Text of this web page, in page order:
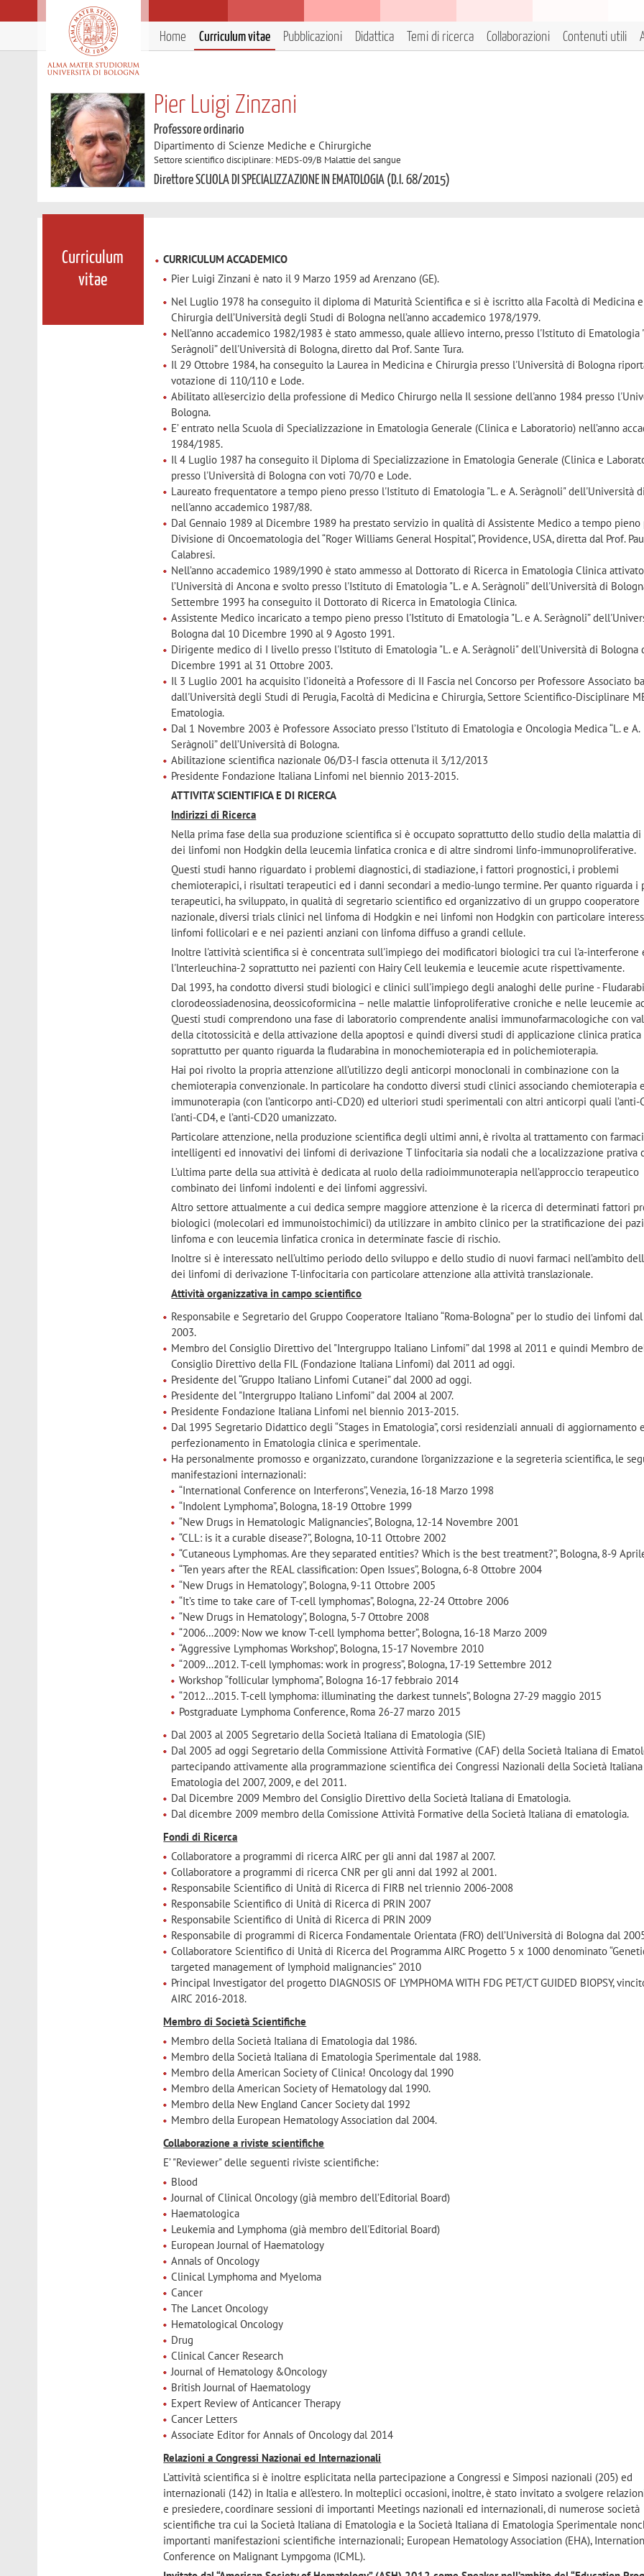
Home Curriculum vitae Pubblicazioni Didattica Temi di ricerca Collaborazioni Contenuti utili
Pier Luigi Zinzani
Professore ordinario
Dipartimento di Scienze Mediche e Chirurgiche
Settore scientifico disciplinare: MEDS-09/B Malattie del sangue
Direttore SCUOLA DI SPECIALIZZAZIONE IN EMATOLOGIA (D.I. 68/2015)
Curriculum
vitae
CURRICULUM ACCADEMICO
Pier Luigi Zinzani è nato il 9 Marzo 1959 ad Arenzano (GE).
Nel Luglio 1978 ha conseguito il diploma di Maturità Scientifica e si è iscritto alla Facoltà di Medicina e
Chirurgia dell’Università degli Studi di Bologna nell’anno accademico 1978/1979.
Nell’anno accademico 1982/1983 è stato ammesso, quale allievo interno, presso l'Istituto di Ematologia
Seràgnoli” dell'Università di Bologna, diretto dal Prof. Sante Tura.
Il 29 Ottobre 1984, ha conseguito la Laurea in Medicina e Chirurgia presso l'Università di Bologna
votazione di 110/110 e Lode.
Abilitato all'esercizio della professione di Medico Chirurgo nella Il sessione dell'anno 1984 presso
Bologna.
E’ entrato nella Scuola di Specializzazione in Ematologia Generale (Clinica e Laboratorio) nell’anno
1984/1985.
Il 4 Luglio 1987 ha conseguito il Diploma di Specializzazione in Ematologia Generale (Clinica e
presso l'Università di Bologna con voti 70/70 e Lode.
Laureato frequentatore a tempo pieno presso l'Istituto di Ematologia "L. e A. Seràgnoli" dell'Università
nell'anno accademico 1987/88.
Dal Gennaio 1989 al Dicembre 1989 ha prestato servizio in qualità di Assistente Medico a tempo pieno
Divisione di Oncoematologia del “Roger Williams General Hospital”, Providence, USA, diretta dal Prof.
Calabresi.
Nell’anno accademico 1989/1990 è stato ammesso al Dottorato di Ricerca in Ematologia Clinica
l’Università di Ancona e svolto presso l'Istituto di Ematologia "L. e A. Seràgnoli” dell'Università di
Settembre 1993 ha conseguito il Dottorato di Ricerca in Ematologia Clinica.
Assistente Medico incaricato a tempo pieno presso l'Istituto di Ematologia "L. e A. Seràgnoli”
Bologna dal 10 Dicembre 1990 al 9 Agosto 1991.
Dirigente medico di I livello presso l'Istituto di Ematologia "L. e A. Seràgnoli" dell'Università di Bologna
Dicembre 1991 al 31 Ottobre 2003.
Il 3 Luglio 2001 ha acquisito l’idoneità a Professore di II Fascia nel Concorso per Professore Associato
dall'Università degli Studi di Perugia, Facoltà di Medicina e Chirurgia, Settore Scientifico-Disciplinare
Ematologia.
Dal 1 Novembre 2003 è Professore Associato presso l’Istituto di Ematologia e Oncologia Medica “L. e A.
Seràgnoli” dell’Università di Bologna.
Abilitazione scientifica nazionale 06/D3-I fascia ottenuta il 3/12/2013
Presidente Fondazione Italiana Linfomi nel biennio 2013-2015.
ATTIVITA’ SCIENTIFICA E DI RICERCA
Indirizzi di Ricerca
Nella prima fase della sua produzione scientifica si è occupato soprattutto dello studio della malattia di
dei linfomi non Hodgkin della leucemia linfatica cronica e di altre sindromi linfo-immunoproliferative.
Questi studi hanno riguardato i problemi diagnostici, di stadiazione, i fattori prognostici, i problemi
chemioterapici, i risultati terapeutici ed i danni secondari a medio-lungo termine. Per quanto riguarda i
terapeutici, ha sviluppato, in qualità di segretario scientifico ed organizzativo di un gruppo cooperatore
nazionale, diversi trials clinici nel linfoma di Hodgkin e nei linfomi non Hodgkin con particolare
linfomi follicolari e e nei pazienti anziani con linfoma diffuso a grandi cellule.
Inoltre l'attività scientifica si è concentrata sull'impiego dei modificatori biologici tra cui l'a-interferone
l'lnterleuchina-2 soprattutto nei pazienti con Hairy Cell leukemia e leucemie acute rispettivamente.
Dal 1993, ha condotto diversi studi biologici e clinici sull'impiego degli analoghi delle purine -
clorodeossiadenosina, deossicoformicina – nelle malattie linfoproliferative croniche e nelle leucemie
Questi studi comprendono una fase di laboratorio comprendente analisi immunofarmacologiche con
della citotossicità e della attivazione della apoptosi e quindi diversi studi di applicazione clinica pratica
soprattutto per quanto riguarda la fludarabina in monochemioterapia ed in polichemioterapia.
Hai poi rivolto la propria attenzione all’utilizzo degli anticorpi monoclonali in combinazione con la
chemioterapia convenzionale. In particolare ha condotto diversi studi clinici associando chemioterapia e
immunoterapia (con l’anticorpo anti-CD20) ed ulteriori studi sperimentali con altri anticorpi quali l’anti-
l’anti-CD4, e l’anti-CD20 umanizzato.
Particolare attenzione, nella produzione scientifica degli ultimi anni, è rivolta al trattamento con farmaci
intelligenti ed innovativi dei linfomi di derivazione T linfocitaria sia nodali che a localizzazione prativa
L’ultima parte della sua attività è dedicata al ruolo della radioimmunoterapia nell’approccio terapeutico
combinato dei linfomi indolenti e dei linfomi aggressivi.
Altro settore attualmente a cui dedica sempre maggiore attenzione è la ricerca di determinati fattori
biologici (molecolari ed immunoistochimici) da utilizzare in ambito clinico per la stratificazione dei
linfoma e con leucemia linfatica cronica in determinate fascie di rischio.
Inoltre si è interessato nell’ultimo periodo dello sviluppo e dello studio di nuovi farmaci nell’ambito
dei linfomi di derivazione T-linfocitaria con particolare attenzione alla attività translazionale.
Attività organizzativa in campo scientifico
Responsabile e Segretario del Gruppo Cooperatore Italiano “Roma-Bologna” per lo studio dei linfomi
2003.
Membro del Consiglio Direttivo del "Intergruppo Italiano Linfomi” dal 1998 al 2011 e quindi Membro
Consiglio Direttivo della FIL (Fondazione Italiana Linfomi) dal 2011 ad oggi.
Presidente del “Gruppo Italiano Linfomi Cutanei” dal 2000 ad oggi.
Presidente del "Intergruppo Italiano Linfomi” dal 2004 al 2007.
Presidente Fondazione Italiana Linfomi nel biennio 2013-2015.
Dal 1995 Segretario Didattico degli “Stages in Ematologia”, corsi residenziali annuali di aggiornamento e
perfezionamento in Ematologia clinica e sperimentale.
Ha personalmente promosso e organizzato, curandone l’organizzazione e la segreteria scientifica, le
manifestazioni internazionali:
“International Conference on Interferons”, Venezia, 16-18 Marzo 1998
“Indolent Lymphoma”, Bologna, 18-19 Ottobre 1999
“New Drugs in Hematologic Malignancies”, Bologna, 12-14 Novembre 2001
“CLL: is it a curable disease?”, Bologna, 10-11 Ottobre 2002
“Cutaneous Lymphomas. Are they separated entities? Which is the best treatment?”, Bologna, 8-9
“Ten years after the REAL classification: Open Issues”, Bologna, 6-8 Ottobre 2004
“New Drugs in Hematology”, Bologna, 9-11 Ottobre 2005
“It’s time to take care of T-cell lymphomas”, Bologna, 22-24 Ottobre 2006
“New Drugs in Hematology”, Bologna, 5-7 Ottobre 2008
“2006…2009: Now we know T-cell lymphoma better”, Bologna, 16-18 Marzo 2009
“Aggressive Lymphomas Workshop”, Bologna, 15-17 Novembre 2010
“2009…2012. T-cell lymphomas: work in progress”, Bologna, 17-19 Settembre 2012
Workshop “follicular lymphoma”, Bologna 16-17 febbraio 2014
“2012…2015. T-cell lymphoma: illuminating the darkest tunnels”, Bologna 27-29 maggio 2015
Postgraduate Lymphoma Conference, Roma 26-27 marzo 2015
Dal 2003 al 2005 Segretario della Società Italiana di Ematologia (SIE)
Dal 2005 ad oggi Segretario della Commissione Attività Formative (CAF) della Società Italiana di
partecipando attivamente alla programmazione scientifica dei Congressi Nazionali della Società
Ematologia del 2007, 2009, e del 2011.
Dal Dicembre 2009 Membro del Consiglio Direttivo della Società Italiana di Ematologia.
Dal dicembre 2009 membro della Comissione Attività Formative della Società Italiana di ematologia.
Fondi di Ricerca
Collaboratore a programmi di ricerca AIRC per gli anni dal 1987 al 2007.
Collaboratore a programmi di ricerca CNR per gli anni dal 1992 al 2001.
Responsabile Scientifico di Unità di Ricerca di FIRB nel triennio 2006-2008
Responsabile Scientifico di Unità di Ricerca di PRIN 2007
Responsabile Scientifico di Unità di Ricerca di PRIN 2009
Responsabile di programmi di Ricerca Fondamentale Orientata (FRO) dell’Università di Bologna dal
Collaboratore Scientifico di Unità di Ricerca del Programma AIRC Progetto 5 x 1000 denominato
targeted management of lymphoid malignancies” 2010
Principal Investigator del progetto DIAGNOSIS OF LYMPHOMA WITH FDG PET/CT GUIDED BIOPSY,
AIRC 2016-2018.
Membro di Società Scientifiche
Membro della Società Italiana di Ematologia dal 1986.
Membro della Società Italiana di Ematologia Sperimentale dal 1988.
Membro della American Society of Clinica! Oncology dal 1990
Membro della American Society of Hematology dal 1990.
Membro della New England Cancer Society dal 1992
Membro della European Hematology Association dal 2004.
Collaborazione a riviste scientifiche
E’ "Reviewer" delle seguenti riviste scientifiche:
Blood
Journal of Clinical Oncology (già membro dell’Editorial Board)
Haematologica
Leukemia and Lymphoma (già membro dell'Editorial Board)
European Journal of Haematology
Annals of Oncology
Clinical Lymphoma and Myeloma
Cancer
The Lancet Oncology
Hematological Oncology
Drug
Clinical Cancer Research
Journal of Hematology &Oncology
British Journal of Haematology
Expert Review of Anticancer Therapy
Cancer Letters
Associate Editor for Annals of Oncology dal 2014
Relazioni a Congressi Nazionai ed Internazionali
L’attività scientifica si è inoltre esplicitata nella partecipazione a Congressi e Simposi nazionali (205) ed
internazionali (142) in Italia e all’estero. In molteplici occasioni, inoltre, è stato invitato a svolgere
e presiedere, coordinare sessioni di importanti Meetings nazionali ed internazionali, di numerose società
scientifiche tra cui la Società Italiana di Ematologia e la Società Italiana di Ematologia Sperimentale
importanti manifestazioni scientifiche internazionali; European Hematology Association (EHA),
Conference on Malignant Lympgoma (ICML).